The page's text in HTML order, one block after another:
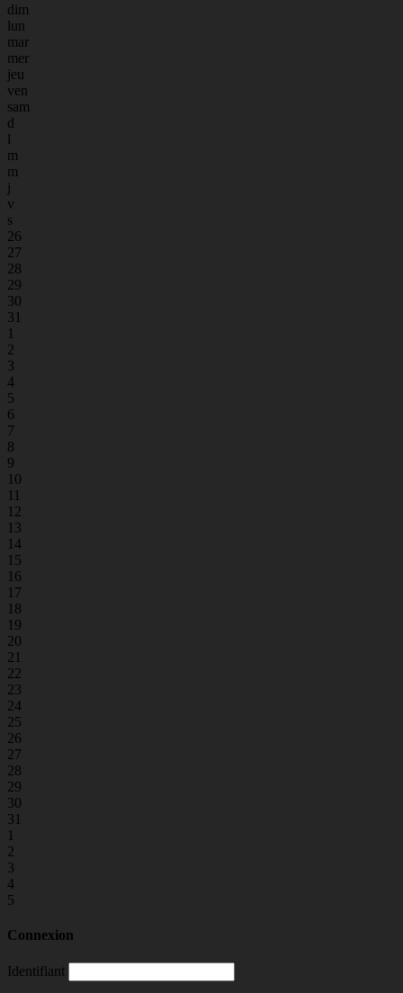
dim
lun
mar
mer
jeu
ven
sam
d
l
m
m
j
v
s
26
27
28
29
30
31
1
2
3
4
5
6
7
8
9
10
11
12
13
14
15
16
17
18
19
20
21
22
23
24
25
26
27
28
29
30
31
1
2
3
4
5
Connexion
Identifiant